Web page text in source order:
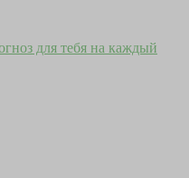
для тебя на каждый